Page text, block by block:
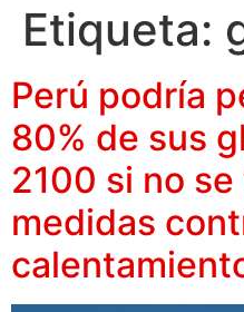
Etiqueta:
Perú podría
80% de sus
2100 si no
medidas